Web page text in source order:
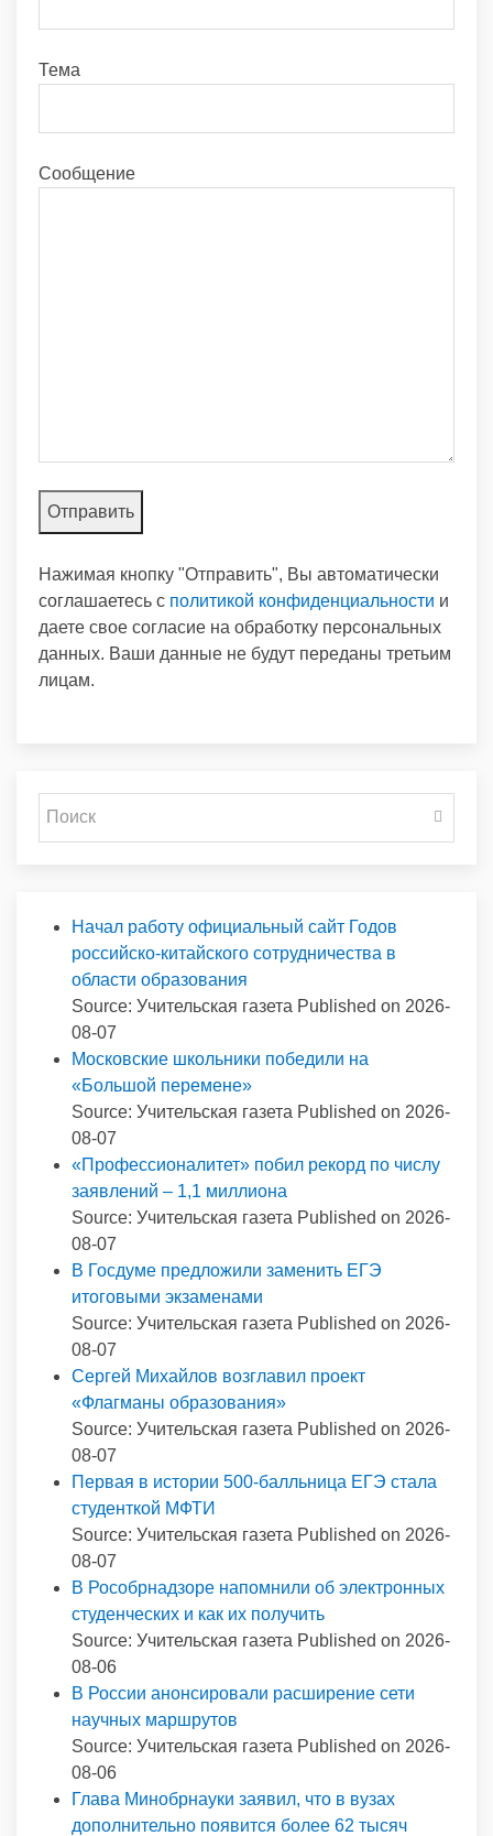
Тема
Сообщение
Нажимая кнопку "Отправить", Вы автоматически
соглашаетесь с политикой конфиденциальности и
даете свое согласие на обработку персональных
данных. Ваши данные не будут переданы третьим
лицам.
Начал работу официальный сайт Годов
российско-китайского сотрудничества в
области образования
Source: Учительская газета Published on 2026-
08-07
Московские школьники победили на
«Большой перемене»
Source: Учительская газета Published on 2026-
08-07
«Профессионалитет» побил рекорд по числу
заявлений – 1,1 миллиона
Source: Учительская газета Published on 2026-
08-07
В Госдуме предложили заменить ЕГЭ
итоговыми экзаменами
Source: Учительская газета Published on 2026-
08-07
Сергей Михайлов возглавил проект
«Флагманы образования»
Source: Учительская газета Published on 2026-
08-07
Первая в истории 500-балльница ЕГЭ стала
студенткой МФТИ
Source: Учительская газета Published on 2026-
08-07
В Рособрнадзоре напомнили об электронных
студенческих и как их получить
Source: Учительская газета Published on 2026-
08-06
В России анонсировали расширение сети
научных маршрутов
Source: Учительская газета Published on 2026-
08-06
Глава Минобрнауки заявил, что в вузах
дополнительно появится более 62 тысяч